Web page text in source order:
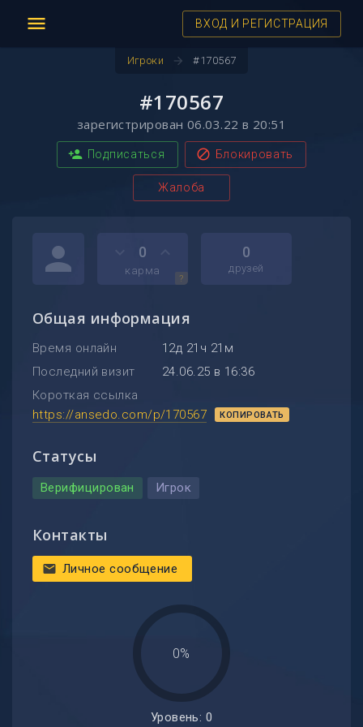
menu ВХОД И РЕГИСТРАЦИЯ
Игроки arrow_forward #170567
#170567
зарегистрирован 06.03.22 в 20:51
person_add Подписаться block Блокировать
Жалоба
person
?
0
карма
0
друзей
Общая информация
Время онлайн
12д 21ч 21м
Последний визит
24.06.25 в 16:36
Короткая ссылка
https://ansedo.com/p/170567
КОПИРОВАТЬ
Статусы
Верифицирован Игрок
Контакты
mail Личное сообщение
0%
Уровень: 0